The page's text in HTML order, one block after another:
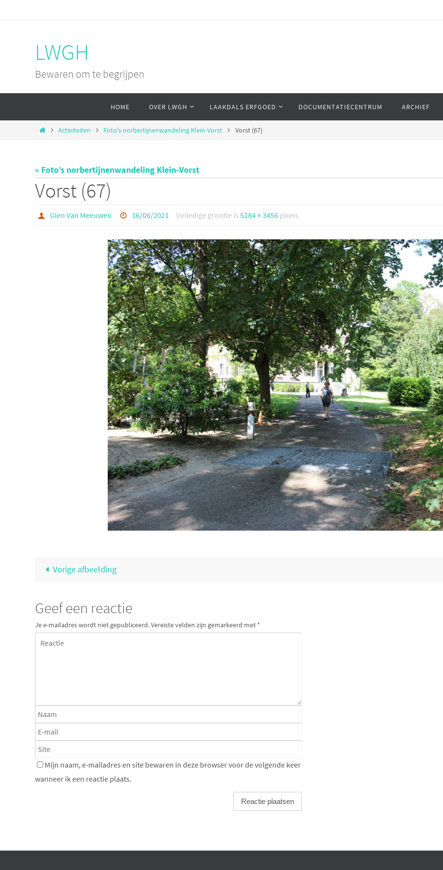
LWGH
Bewaren om te begrijpen
de
HOME OVER LWGH LAAKDALS ERFGOED DOCUMENTATIECENTRUM ARCHIEF
HomeActiviteiten Foto's norbertijnenwandeling Klein-Vorst Vorst (67)
« Foto’s norbertijnenwandeling Klein-Vorst
Vorst (67)
Glen Van Meeuwen 16/06/2021 Volledige grootte is5184 × 3456 pixels
Vorige afbeelding
Geef een reactie
Je e-mailadres wordt niet gepubliceerd.Vereiste velden zijn gemarkeerd met *
Mijn naam, e-mailadres en site bewaren in deze browser voor de volgende keer
wanneer ik een reactie plaats.